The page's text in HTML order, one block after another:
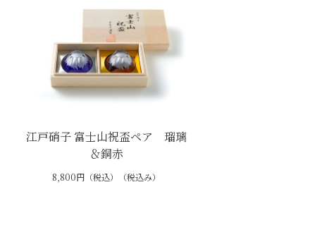
江戸硝子 富士山祝盃ペア 瑠璃
＆銅赤
8,800円（税込）（税込み）